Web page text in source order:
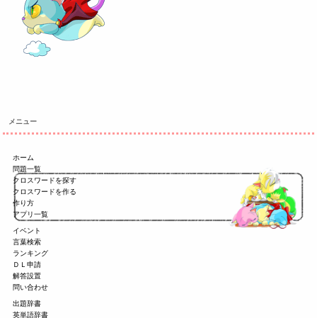
メニュー
ホーム
問題一覧
クロスワードを探す
クロスワードを作る
作り方
アプリ一覧
イベント
言葉検索
ランキング
ＤＬ申請
解答設置
問い合わせ
出題辞書
英単語辞書